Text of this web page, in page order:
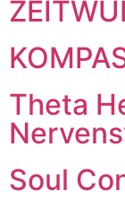
Theta
Soul